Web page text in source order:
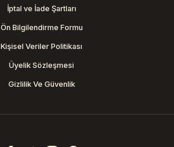
İptal ve İade Şartları
Ön Bilgilendirme Formu
Kişisel Veriler Politikası
Üyelik Sözleşmesi
Gizlilik Ve Güvenlik